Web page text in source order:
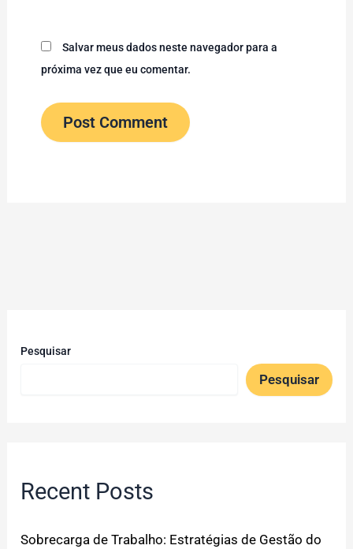
Salvar meus dados neste navegador para a
próxima vez que eu comentar.
Pesquisar
Pesquisar
Recent Posts
Sobrecarga de Trabalho: Estratégias de Gestão do